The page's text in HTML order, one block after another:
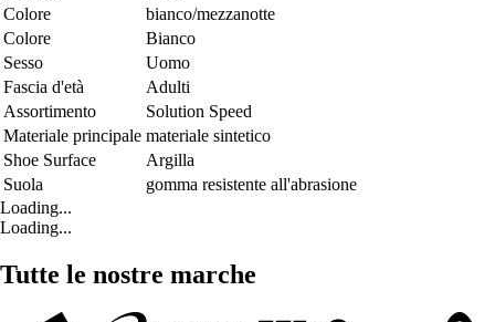
Colore
bianco/mezzanotte
Colore
Bianco
Sesso
Uomo
Fascia d'età
Adulti
Assortimento
Solution Speed
Materiale principale materiale sintetico
Shoe Surface
Argilla
Suola
gomma resistente all'abrasione
Loading...
Loading...
Tutte le nostre marche